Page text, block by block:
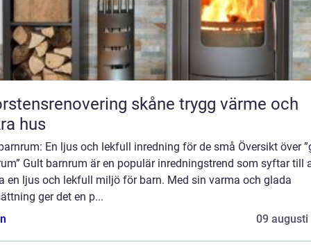
skåne trygg värme och
hus
En ljus och lekfull inredning för de små Översikt över
Gult barnrum är en populär inredningstrend som syftar till
en ljus och lekfull miljö för barn. Med sin varma och glada
ger det en p...
09 augusti